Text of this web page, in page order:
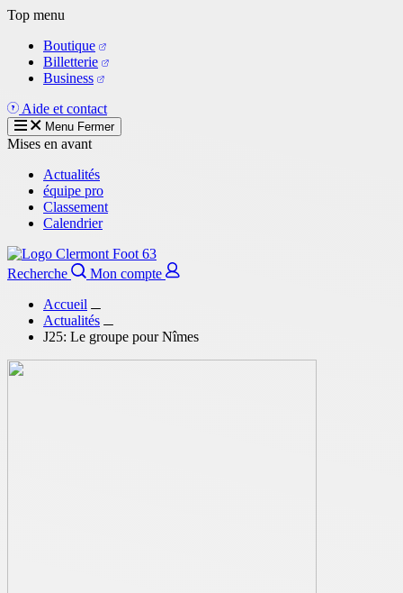
Aller
contenu
principal
Top menu
Boutique
Billetterie
Business
Aide et contact
Menu Fermer
Mises en avant
Actualités
équipe pro
Classement
Calendrier
Recherche
Mon compte
Accueil
Actualités
J25: Le groupe pour Nîmes